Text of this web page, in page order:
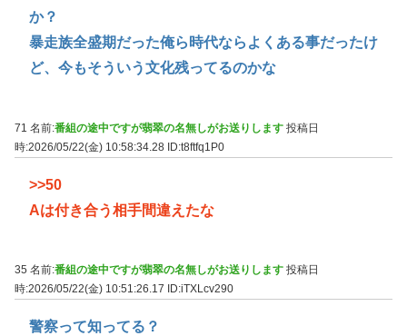
か？
暴走族全盛期だった俺ら時代ならよくある事だったけ
ど、今もそういう文化残ってるのかな
71 名前:番組の途中ですが翡翠の名無しがお送りします 投稿日
時:2026/05/22(金) 10:58:34.28 ID:t8ftfq1P0
>>50
Aは付き合う相手間違えたな
35 名前:番組の途中ですが翡翠の名無しがお送りします 投稿日
時:2026/05/22(金) 10:51:26.17
ID:iTXLcv290
警察って知ってる？